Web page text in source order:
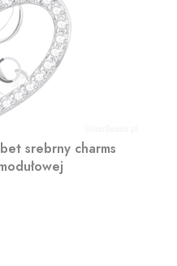
srebrny charms